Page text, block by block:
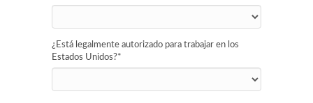
¿Está legalmente autorizado para trabajar en los
Estados Unidos?*